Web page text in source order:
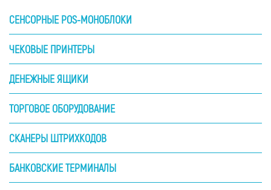
СЕНСОРНЫЕ POS-МОНОБЛОКИ
ЧЕКОВЫЕ ПРИНТЕРЫ
ДЕНЕЖНЫЕ ЯЩИКИ
ТОРГОВОЕ ОБОРУДОВАНИЕ
СКАНЕРЫ ШТРИХКОДОВ
БАНКОВСКИЕ ТЕРМИНАЛЫ